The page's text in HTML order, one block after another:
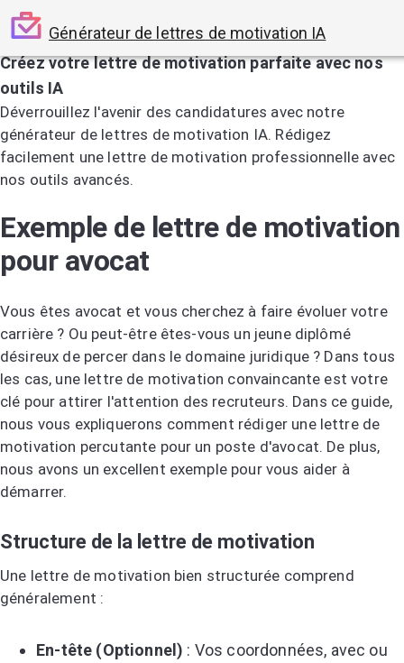
Générateur de lettres de motivation IA
Créez votre lettre de motivation parfaite avec nos
outils IA
Déverrouillez l'avenir des candidatures avec notre
générateur de lettres de motivation IA. Rédigez
facilement une lettre de motivation professionnelle avec
nos outils avancés.
Exemple de lettre de motivation
pour avocat
Vous êtes avocat et vous cherchez à faire évoluer votre
carrière ? Ou peut-être êtes-vous un jeune diplômé
désireux de percer dans le domaine juridique ? Dans tous
les cas, une lettre de motivation convaincante est votre
clé pour attirer l'attention des recruteurs. Dans ce guide,
nous vous expliquerons comment rédiger une lettre de
motivation percutante pour un poste d'avocat. De plus,
nous avons un excellent exemple pour vous aider à
démarrer.
Structure de la lettre de motivation
Une lettre de motivation bien structurée comprend
généralement :
En-tête (Optionnel) : Vos coordonnées, avec ou